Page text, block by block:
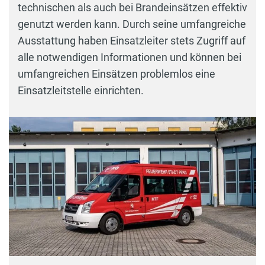
technischen als auch bei Brandeinsätzen effektiv
genutzt werden kann. Durch seine umfangreiche
Ausstattung haben Einsatzleiter stets Zugriff auf
alle notwendigen Informationen und können bei
umfangreichen Einsätzen problemlos eine
Einsatzleitstelle einrichten.